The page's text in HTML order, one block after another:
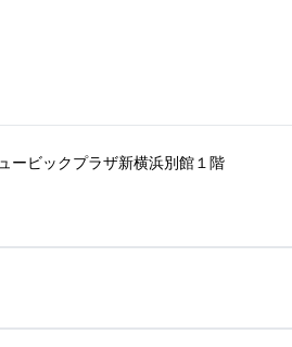
ービックプラザ新横浜別館１階